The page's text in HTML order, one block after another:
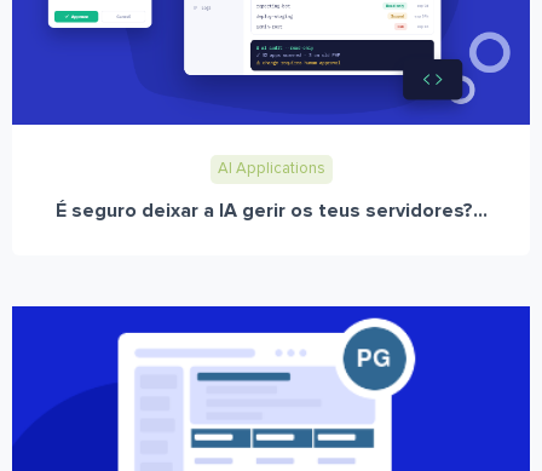
AI Applications
É seguro deixar a IA gerir os teus servidores?...